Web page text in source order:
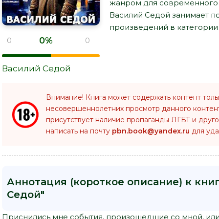
0 0% 0
Василий Седой
жанром для современного
Василий Седой занимает
произведений в категории
Внимание! Книга может содержать контент
несовершеннолетних просмотр данного
присутствует наличие пропаганды ЛГБТ и
написать на почту pbn.book@yandex.ru для
Аннотация (короткое описание) к
Седой"
Приснились мне события, произошедшие со мной, или